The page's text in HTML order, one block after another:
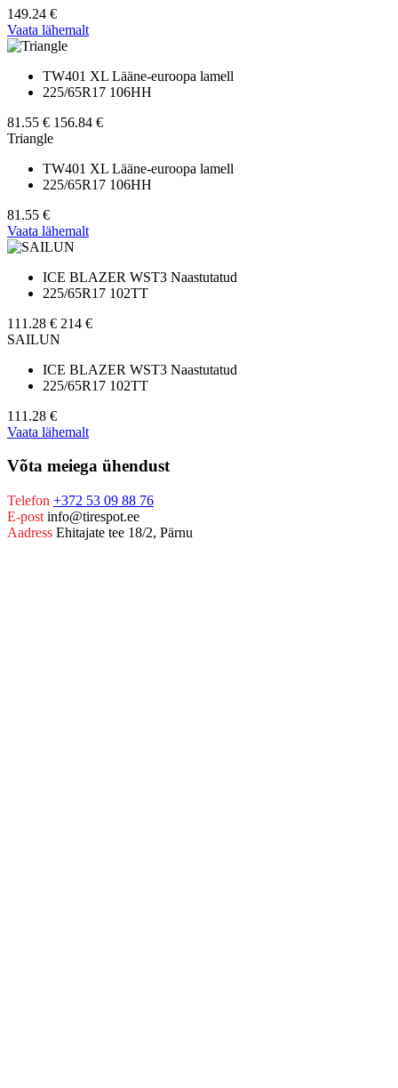
149.24 €
Vaata lähemalt
TW401 XL Lääne-euroopa lamell
225/65R17 106HH
81.55 € 156.84 €
Triangle
TW401 XL Lääne-euroopa lamell
225/65R17 106HH
81.55 €
Vaata lähemalt
ICE BLAZER WST3 Naastutatud
225/65R17 102TT
111.28 € 214 €
SAILUN
ICE BLAZER WST3 Naastutatud
225/65R17 102TT
111.28 €
Vaata lähemalt
Võta meiega ühendust
Telefon +372 53 09 88 76
E-post info@tirespot.ee
Aadress Ehitajate tee 18/2, Pärnu